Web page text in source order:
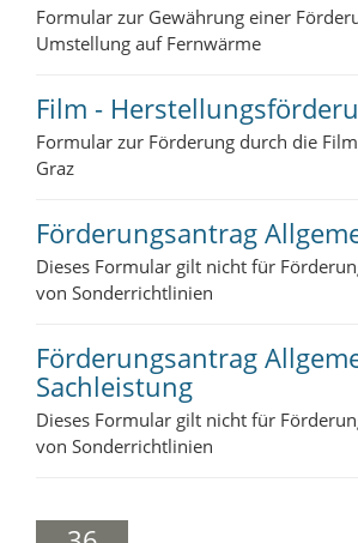
Formular zur Gewährung einer
Umstellung auf Fernwärme
Film -
Formular zur Förderung durch die
Graz
Förderungsantrag
Dieses Formular gilt nicht für
von Sonderrichtlinien
Förderungsantrag
Sachleistung
Dieses Formular gilt nicht für
von Sonderrichtlinien